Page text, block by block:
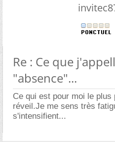
Re : Ce que
"absence"...
Ce qui est pour moi le plus
réveil.Je me sens très
s'intensifient...